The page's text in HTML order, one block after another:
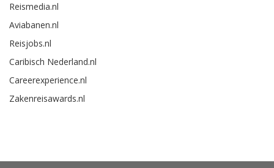
Reismedia.nl
Aviabanen.nl
Reisjobs.nl
Caribisch Nederland.nl
Careerexperience.nl
Zakenreisawards.nl